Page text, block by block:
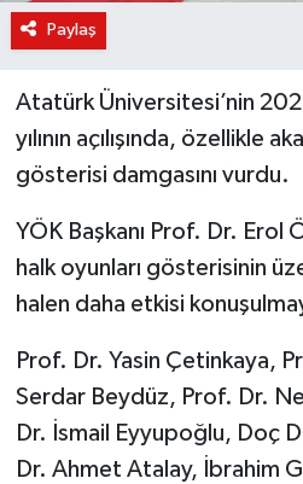
Paylaş
Atatürk Üniversitesi’nin
yılının açılışında, özellikle
gösterisi damgasını vurdu.
YÖK Başkanı Prof. Dr. Erol
halk oyunları gösterisinin
halen daha etkisi
Prof. Dr. Yasin Çetinkaya,
Serdar Beydüz, Prof. Dr.
Dr. İsmail Eyyupoğlu, Doç
Dr. Ahmet Atalay, İbrahim
Sağlık
Spor
Yaşam